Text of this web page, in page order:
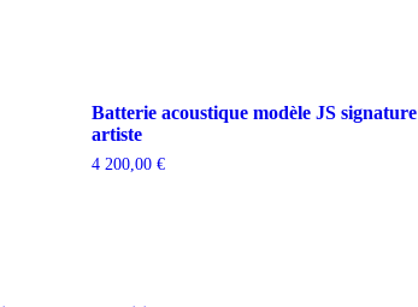
Batterie acoustique modèle JS signature
artiste
4 200,00 €